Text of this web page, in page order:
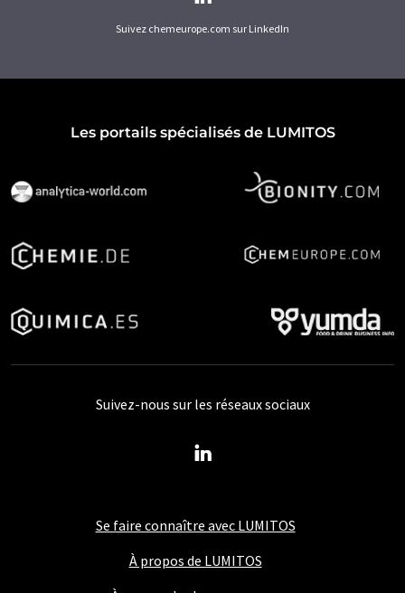
Suivez chemeurope.com sur LinkedIn
Les portails spécialisés de LUMITOS
Se faire connaître avec LUMITOS
À propos de LUMITOS
Suivez-nous sur les réseaux sociaux